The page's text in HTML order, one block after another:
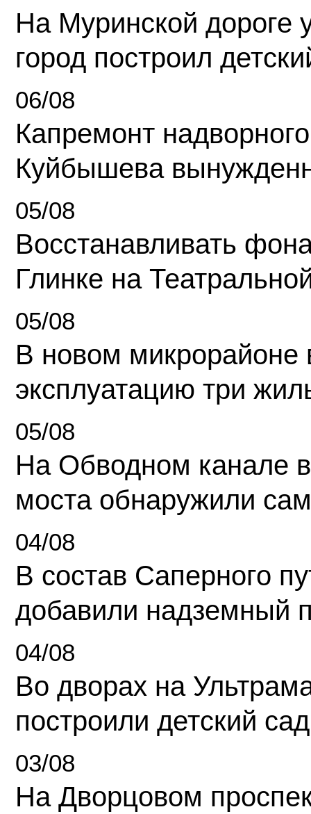
На Муринской дороге
город построил
06/08
Капремонт
Куйбышева
05/08
Восстанавливать
Глинке на
05/08
В новом микрорайоне
эксплуатацию три
05/08
На Обводном канале
моста обнаружили
04/08
В состав Саперного
добавили надземный
04/08
Во дворах на
построили детский сад
03/08
На Дворцовом